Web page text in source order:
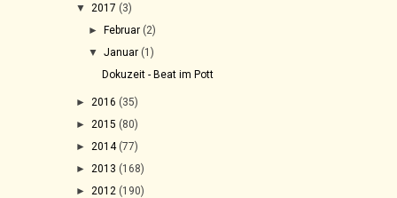
▼ 2017 (3)
►Februar (2)
▼Januar (1)
Dokuzeit - Beat im Pott
► 2016 (35)
► 2015 (80)
► 2014 (77)
► 2013 (168)
► 2012 (190)